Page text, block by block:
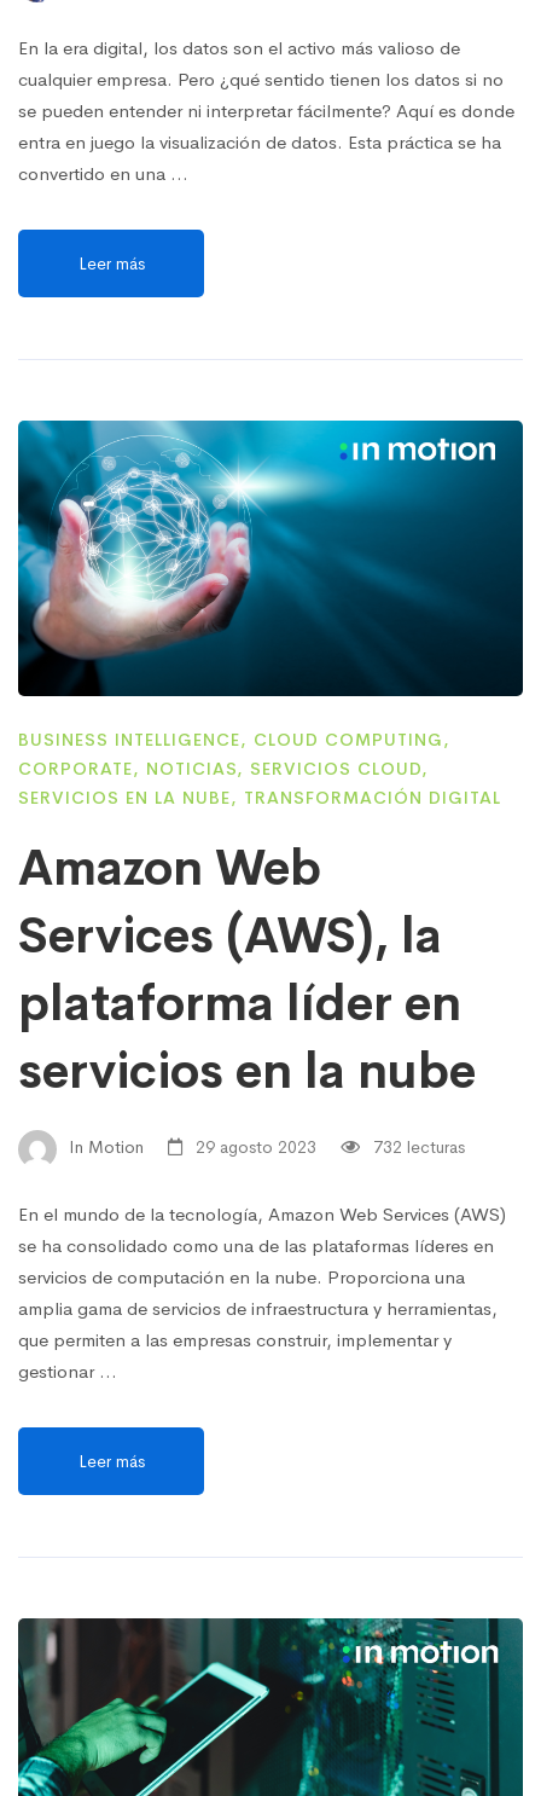
En la era digital, los datos son el activo más valioso de
cualquier empresa. Pero ¿qué sentido tienen los datos si no
se pueden entender ni interpretar fácilmente? Aquí es donde
entra en juego la visualización de datos. Esta práctica se ha
convertido en una …
Leer más
BUSINESS INTELLIGENCE, CLOUD COMPUTING,
CORPORATE, NOTICIAS, SERVICIOS CLOUD,
SERVICIOS EN LA NUBE, TRANSFORMACIÓN DIGITAL
Amazon Web
Services (AWS), la
plataforma líder en
servicios en la nube
In Motion 29 agosto 2023 732 lecturas
En el mundo de la tecnología, Amazon Web Services (AWS)
se ha consolidado como una de las plataformas líderes en
servicios de computación en la nube. Proporciona una
amplia gama de servicios de infraestructura y herramientas,
que permiten a las empresas construir, implementar y
gestionar …
Leer más